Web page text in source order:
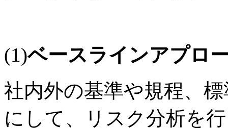
(1)ベースラインアプロ
社内外の基準や規程、
にして、リスク分析を